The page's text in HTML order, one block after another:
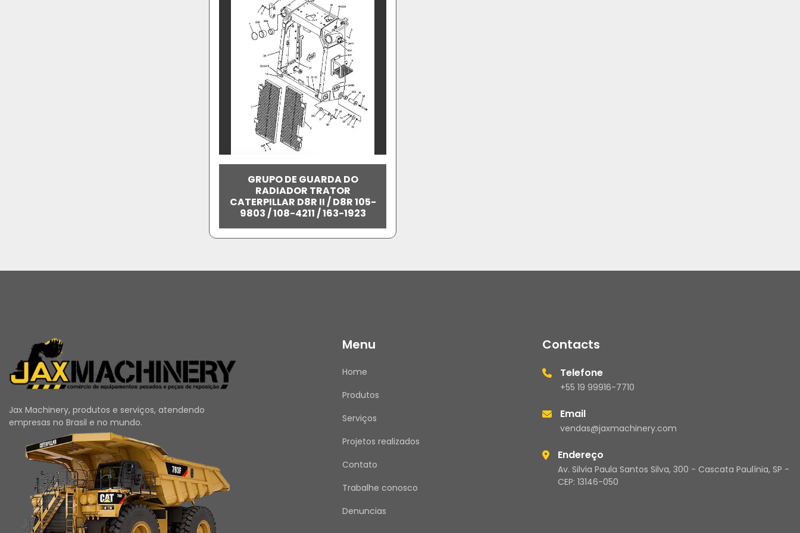
GRUPO DE GUARDA DO
RADIADOR TRATOR
CATERPILLAR D8R II / D8R 105-
9803 / 108-4211 / 163-1923
Jax Machinery, produtos e serviços, atendendo
empresas no Brasil e no mundo.
Menu
Home
Produtos
Serviços
Projetos realizados
Contato
Trabalhe conosco
Denuncias
Contacts
Telefone
+55 19 99916-7710
Email
vendas@jaxmachinery.com
Endereço
Av. Silvia Paula Santos Silva, 300 - Cascata Paulínia, SP -
CEP: 13146-050